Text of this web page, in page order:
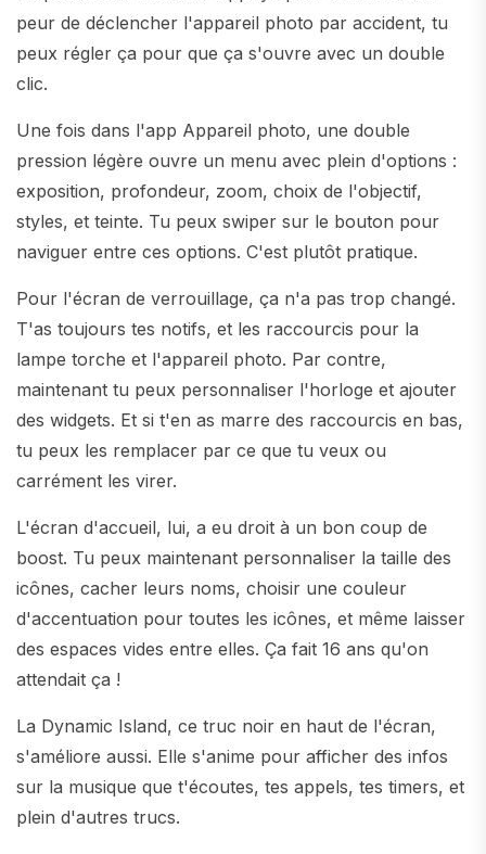
peur de déclencher l'appareil photo par accident, tu
peux régler ça pour que ça s'ouvre avec un double
clic.
Une fois dans l'app Appareil photo, une double
pression légère ouvre un menu avec plein d'options :
exposition, profondeur, zoom, choix de l'objectif,
styles, et teinte. Tu peux swiper sur le bouton pour
naviguer entre ces options. C'est plutôt pratique.
Pour l'écran de verrouillage, ça n'a pas trop changé.
T'as toujours tes notifs, et les raccourcis pour la
lampe torche et l'appareil photo. Par contre,
maintenant tu peux personnaliser l'horloge et ajouter
des widgets. Et si t'en as marre des raccourcis en bas,
tu peux les remplacer par ce que tu veux ou
carrément les virer.
L'écran d'accueil, lui, a eu droit à un bon coup de
boost. Tu peux maintenant personnaliser la taille des
icônes, cacher leurs noms, choisir une couleur
d'accentuation pour toutes les icônes, et même laisser
des espaces vides entre elles. Ça fait 16 ans qu'on
attendait ça !
La Dynamic Island, ce truc noir en haut de l'écran,
s'améliore aussi. Elle s'anime pour afficher des infos
sur la musique que t'écoutes, tes appels, tes timers, et
plein d'autres trucs.